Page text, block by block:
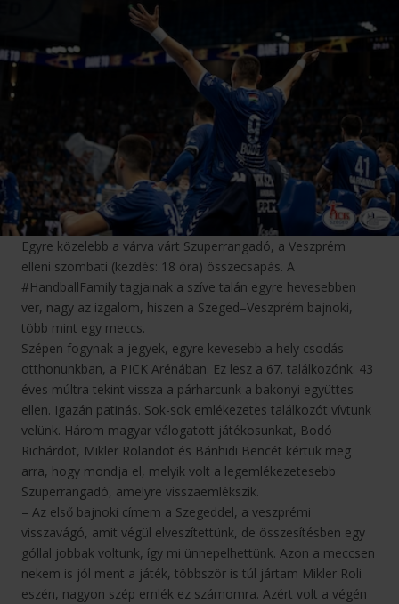
Egyre közelebb a várva várt Szuperrangadó, a Veszprém
elleni szombati (kezdés: 18 óra) összecsapás. A
#HandballFamily tagjainak a szíve talán egyre hevesebben
ver, nagy az izgalom, hiszen a Szeged–Veszprém bajnoki,
több mint egy meccs.
Szépen fogynak a jegyek, egyre kevesebb a hely csodás
otthonunkban, a PICK Arénában. Ez lesz a 67. találkozónk. 43
éves múltra tekint vissza a párharcunk a bakonyi együttes
ellen. Igazán patinás. Sok-sok emlékezetes találkozót vívtunk
velünk. Három magyar válogatott játékosunkat, Bodó
Richárdot, Mikler Rolandot és Bánhidi Bencét kértük meg
arra, hogy mondja el, melyik volt a legemlékezetesebb
Szuperrangadó, amelyre visszaemlékszik.
– Az első bajnoki címem a Szegeddel, a veszprémi
visszavágó, amit végül elveszítettünk, de összesítésben egy
góllal jobbak voltunk, így mi ünnepelhettünk. Azon a meccsen
nekem is jól ment a játék, többször is túl jártam Mikler Roli
eszén, nagyon szép emlék ez számomra. Azért volt a végén